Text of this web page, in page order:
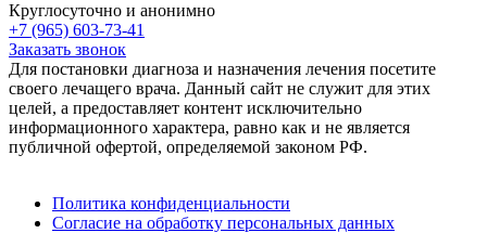
Круглосуточно и анонимно
+7 (965) 603-73-41
Заказать звонок
Для постановки диагноза и назначения лечения посетите
своего лечащего врача. Данный сайт не служит для этих
целей, а предоставляет контент исключительно
информационного характера, равно как и не является
публичной офертой, определяемой законом РФ.
Политика конфиденциальности
Согласие на обработку персональных данных